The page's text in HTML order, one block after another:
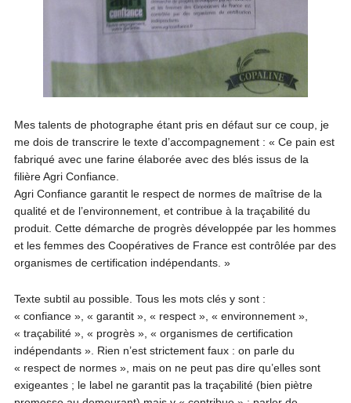
Mes talents de photographe étant pris en défaut sur ce coup, je
me dois de transcrire le texte d’accompagnement : « Ce pain est
fabriqué avec une farine élaborée avec des blés issus de la
filière Agri Confiance.
Agri Confiance garantit le respect de normes de maîtrise de la
qualité et de l’environnement, et contribue à la traçabilité du
produit. Cette démarche de progrès développée par les hommes
et les femmes des Coopératives de France est contrôlée par des
organismes de certification indépendants. »
Texte subtil au possible. Tous les mots clés y sont :
« confiance », « garantit », « respect », « environnement »,
« traçabilité », « progrès », « organismes de certification
indépendants ». Rien n’est strictement faux : on parle du
« respect de normes », mais on ne peut pas dire qu’elles sont
exigeantes ; le label ne garantit pas la traçabilité (bien piètre